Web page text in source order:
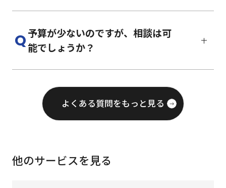
施してきたスタッフがスムーズにサポー
トいたします。
優先順位を整理しながら、ご要望に沿っ
予算が少ないのですが、相談は可
能でしょうか？
たご提案を複数パターン用意いたしま
す。 一部の実務をお客様にご負担いただ
くケースもありますがイベント実施に向
けてサポートいたします。
よくある質問をもっと見る
他のサービスを見る